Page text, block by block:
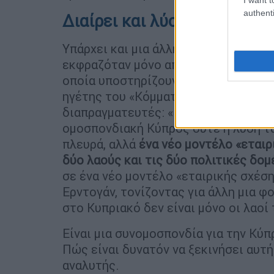
Διαίρει και λύσε το έτσι
Υπάρχει και μια άλλη άποψη, κατά
εκφραζόταν μόνο από Βρετανούς
οποία υποστηρίζουν ορισμένοι
ηγέτης του «Κόμματος του Λαού»,
διαπραγματευτές: «Η πιθανή λύση
ομοσπονδιακή Κύπρος ούτε η λύση
πλευρά, αλλά ένα νέο μοντέλο
δύο λαούς και τις δύο πολιτικές
σε ένα νέο μοντέλο «εταιρικής
Ερντογάν, τονίζοντας για άλλη μια
στο Κυπριακό δεν είναι μόνο οι
Είναι μια συνομοσπονδία για την
Πώς είναι δυνατόν να ξεκινήσει
αναλυτής.